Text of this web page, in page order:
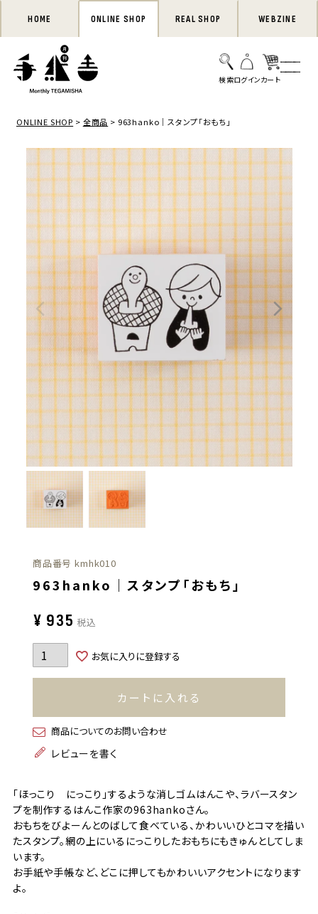
HOME ONLINE SHOP REAL SHOP WEBZINE
ONLINE SHOP 全商品 963hanko｜スタンプ「おもち」
商品番号 kmhk010
963hanko｜スタンプ「おもち」
¥ 935 税込
お気に入りに登録する
カートに入れる
商品についてのお問い合わせ
レビューを書く
「ほっこり にっこり」するような消しゴムはんこや、ラバースタン
プを制作するはんこ作家の963hankoさん。
おもちをびよーんとのばして食べている、かわいいひとコマを描い
たスタンプ。網の上にいるにっこりしたおもちにもきゅんとしてしま
います。
お手紙や手帳など、どこに押してもかわいいアクセントになります
よ。